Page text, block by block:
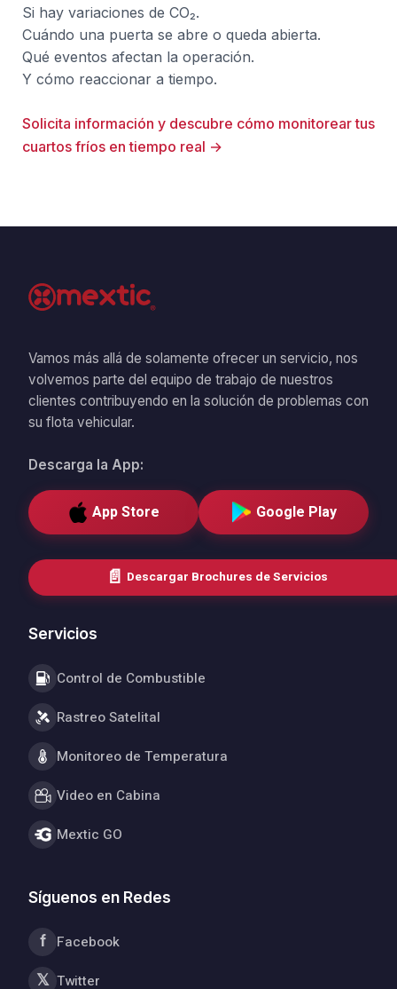
Si hay variaciones de CO₂.
Cuándo una puerta se abre o queda abierta.
Qué eventos afectan la operación.
Y cómo reaccionar a tiempo.
Solicita información y descubre cómo monitorear tus
cuartos fríos en tiempo real →
Vamos más allá de solamente ofrecer un servicio, nos
volvemos parte del equipo de trabajo de nuestros
clientes contribuyendo en la solución de problemas con
su flota vehicular.
Descarga la App:
App Store Google Play
📄 Descargar Brochures de Servicios
Servicios
Control de Combustible
Rastreo Satelital
Monitoreo de Temperatura
Video en Cabina
Mextic GO
Síguenos en Redes
f Facebook
𝕏 Twitter